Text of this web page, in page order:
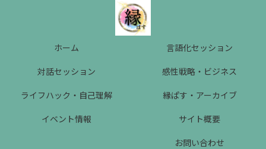
ホーム
言語化セッション
対話セッション
感性戦略・ビジネス
ライフハック・自己理解
縁ぱす・アーカイブ
イベント情報
サイト概要
お問い合わせ